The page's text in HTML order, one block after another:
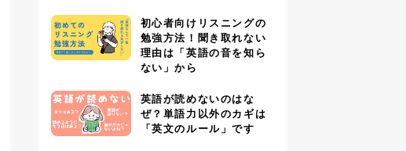
初心者向けリスニングの
勉強方法！聞き取れない
理由は「英語の音を知ら
ない」から
英語が読めないのはな
ぜ？単語力以外のカギは
「英文のルール」です